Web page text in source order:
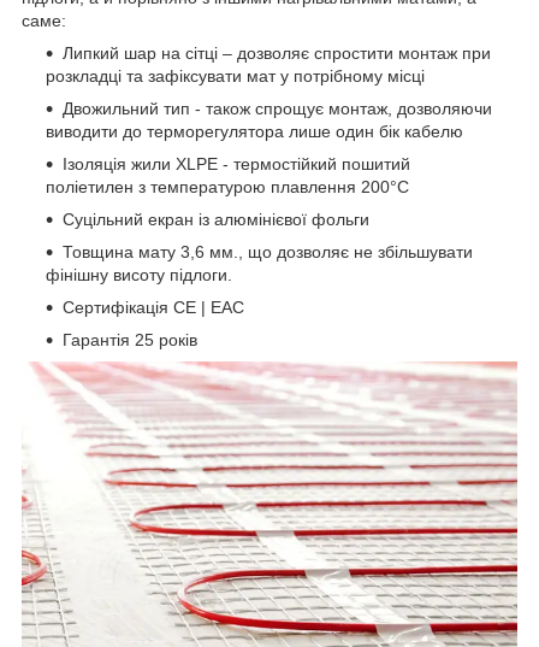
саме:
Липкий шар на сітці – дозволяє спростити монтаж при
розкладці та зафіксувати мат у потрібному місці
Двожильний тип - також спрощує монтаж, дозволяючи
виводити до терморегулятора лише один бік кабелю
Ізоляція жили XLPE - термостійкий пошитий
поліетилен з температурою плавлення 200°C
Суцільний екран із алюмінієвої фольги
Товщина мату 3,6 мм., що дозволяє не збільшувати
фінішну висоту підлоги.
Сертифікація CE | EAC
Гарантія 25 років